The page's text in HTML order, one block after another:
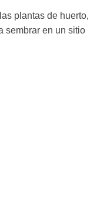
plantas de huerto,
sembrar en un sitio